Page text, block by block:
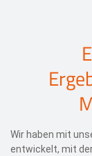
Wir haben mit
entwickelt, mit